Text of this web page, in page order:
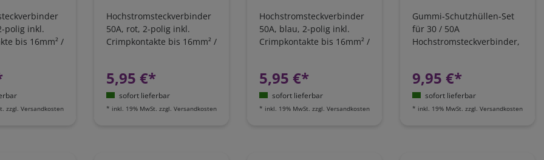
polig inkl.
bis 16mm² /
zzgl. Versandkosten
Hochstromsteckverbinder
50A, rot, 2-polig inkl.
Crimpkontakte bis 16mm² /
5,95 €*
sofort lieferbar
* inkl. 19% MwSt. zzgl. Versandkosten
Hochstromsteckverbinder
50A, blau, 2-polig inkl.
Crimpkontakte bis 16mm² /
5,95 €*
sofort lieferbar
* inkl. 19% MwSt. zzgl. Versandkosten
Gummi-Schutzhüllen-Set
für 30 / 50A
Hochstromsteckverbinder,
9,95 €*
sofort lieferbar
* inkl. 19% MwSt. zzgl. Versandkosten